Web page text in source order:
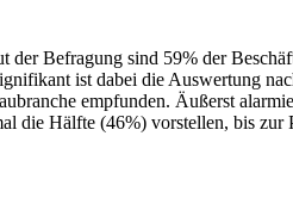
Befragung sind 59% der
ist dabei die Auswertung
empfunden. Äußerst
die Hälfte (46%) vorstellen, bis zur